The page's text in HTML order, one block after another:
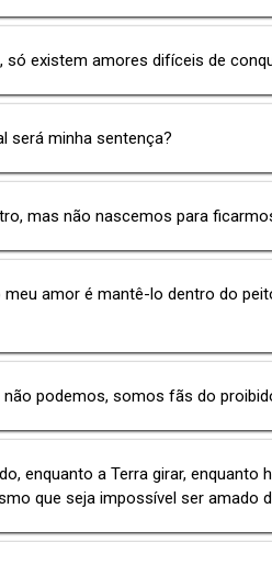
só existem amores difíceis de
será minha sentença?
mas não nascemos para
amor é mantê-lo dentro do
podemos, somos fãs do
enquanto a Terra girar, enquanto
que seja impossível ser amado